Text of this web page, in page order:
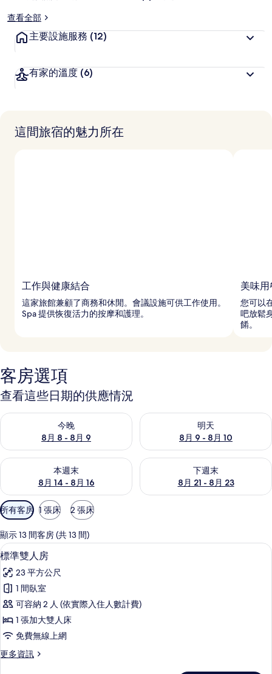
查看全部
主要設施服務 (12)
有家的溫度 (6)
這間旅宿的魅力所在
工作與健康結合
這家旅館兼顧了商務和休閒。會議設施可供工作使用。
Spa 提供恢復活力的按摩和護理。
美味
您可以
吧放鬆
餚。
客房選項
查看這些日期的供應情況
今晚
8月 8 - 8月 9
查看今晚 (8月 8 - 8月 9) 的供應情況
明天
8月 9 - 8月 10
查看明天 (8月 9 - 8月 10) 的供
本週末
8月 14 - 8月 16
查看本週末 (8月 14 - 8月 16) 的供應情況
下週末
8月 21 - 8月 23
查看下週末 (8月 21 - 8月 23)
可
用
的
客
房
篩
選
條
所有客房 1 張床 2 張床
顯示 13 間客房 (共 13 間)
顯
示
標
準
雙
人
房
的
標準雙人房 | 迷你吧、客房內保險箱
5
標準雙人房
23 平方公尺
1 間臥室
可容納 2 人 (依實際入住人數計費)
1 張加大雙人床
免費無線上網
更多資訊
更